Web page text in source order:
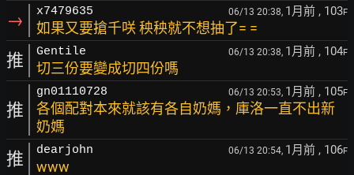
→ x7479635 06/13 20:38, 1月前 , 103F
如果又要搶千咲 秧秧就不想抽了= =
推 Gentile 06/13 20:38, 1月前 , 104F
切三份要變成切四份嗎
推
gn01110728 06/13 20:53, 1月前 , 105F
各個配對本來就該有各自奶媽，庫洛一直不出新
奶媽
推 dearjohn 06/13 20:54, 1月前 , 106F
www